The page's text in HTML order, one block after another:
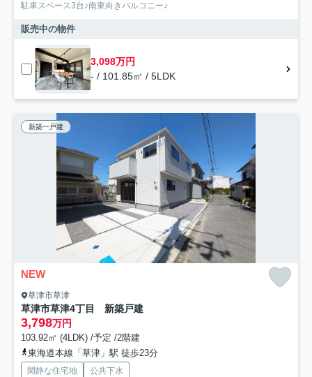
駐車スペース3台♪南東向きバルコニー♪
販売中の物件
3,098万円
- / 101.85㎡ / 5LDK
新築一戸建
NEW
草津市草津
草津市草津4丁目 新築戸建
3,798万円
103.92㎡ (4LDK) /予定 /2階建
東海道本線「草津」駅 徒歩23分
閑静な住宅地
公共下水